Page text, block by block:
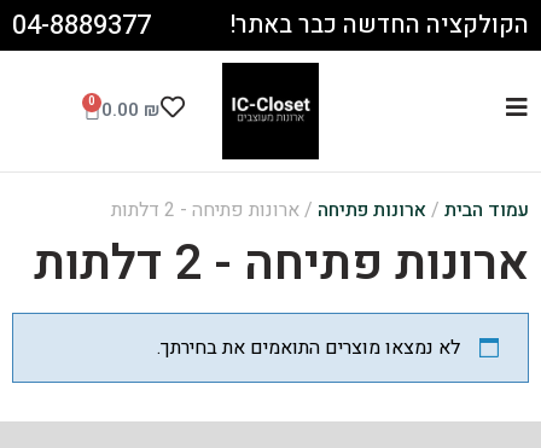
הקולקציה החדשה כבר באתר! 04-8889377
0.00 ₪
0
עמוד הבית / ארונות פתיחה / ארונות פתיחה - 2 דלתות
ארונות פתיחה - 2 דלתות
לא נמצאו מוצרים התואמים את בחירתך.